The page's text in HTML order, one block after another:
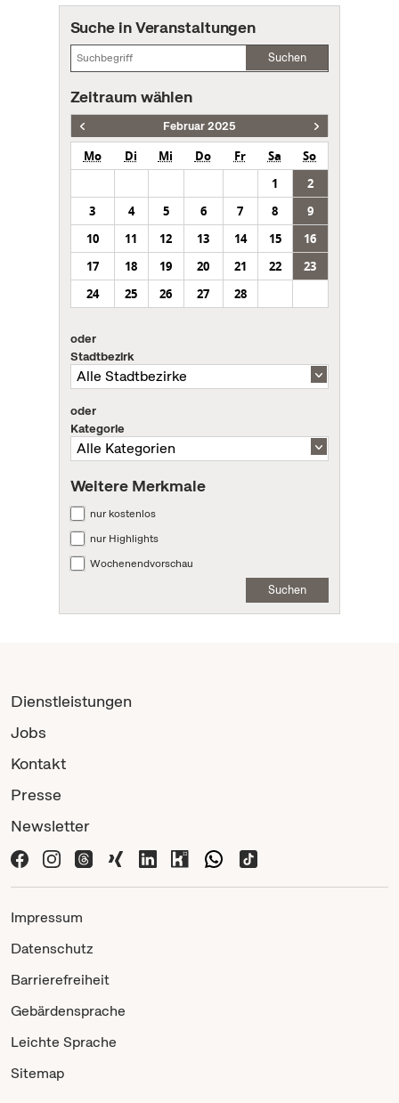
Suche in Veranstaltungen
Suchen
Zeitraum wählen
Februar 2025
Mo Di Mi Do Fr Sa
So
1
2
3
4 5 6 7 8
9
10
11 12 13 14 15
16
17
18 19 20 21 22
23
24
25 26 27 28
oder
Stadtbezirk
oder
Kategorie
Weitere Merkmale
nur kostenlos
nur Highlights
Wochenendvorschau
Suchen
Dienstleistungen
Jobs
Kontakt
Presse
Newsletter
Impressum
Datenschutz
Barrierefreiheit
Gebärdensprache
Leichte Sprache
Sitemap